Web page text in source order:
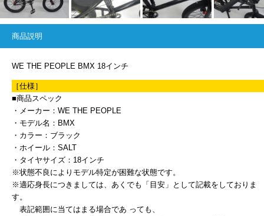
商品説明
WE THE PEOPLE BMX 18インチ
［仕様］
■商品スペック
・メーカー：WE THE PEOPLE
・モデル名：BMX
・カラー：ブラック
・ホイール：SALT
・タイヤサイズ：18インチ
※状態不良によりモデル特定が困難な状態です。
※適応身長につきましては、あくでも「目安」として記載をしておりま
す。
表記範囲に当てはまる場合であ っても、